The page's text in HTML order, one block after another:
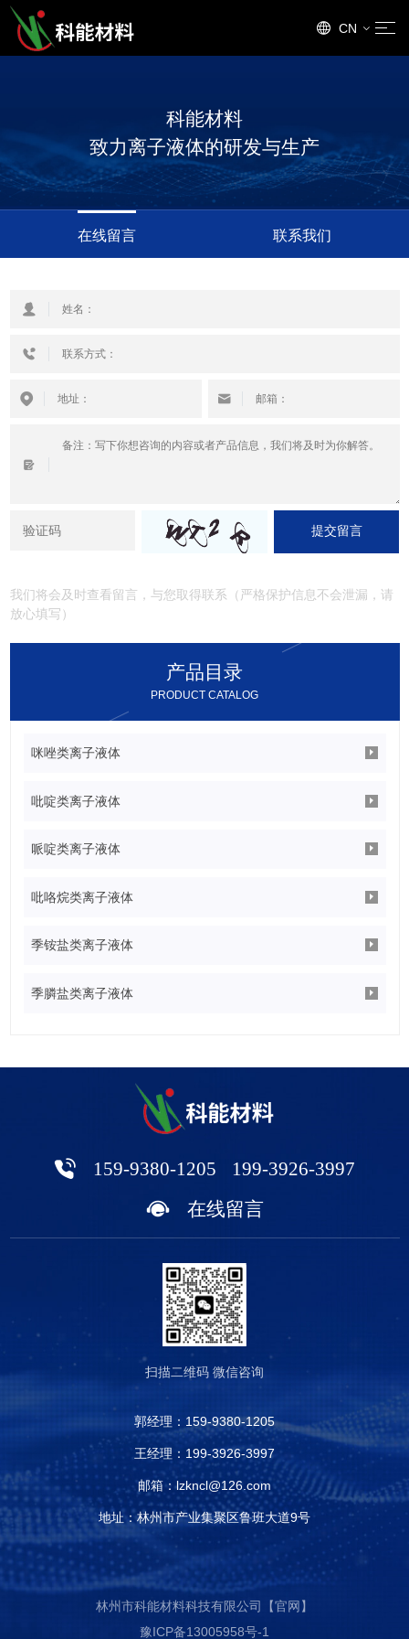
CN
科能材料
致力离子液体的研发与生产
在线留言 联系我们
产品目录
PRODUCT CATALOG
咪唑类离子液体
吡啶类离子液体
哌啶类离子液体
吡咯烷类离子液体
季铵盐类离子液体
季膦盐类离子液体
提交留言
我们将会及时查看留言，与您取得联系（严格保护信息不会泄漏，请
放心填写）
159-9380-1205 199-3926-3997
在线留言
扫描二维码 微信咨询
郭经理： 159-9380-1205
王经理： 199-3926-3997
邮箱：lzkncl@126.com
地址：林州市产业集聚区鲁班大道9号
林州市科能材料科技有限公司【官网】
豫ICP备13005958号-1